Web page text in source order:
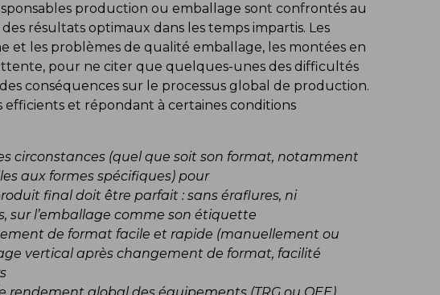
production ou emballage sont confrontés au
résultats optimaux dans les temps impartis. Les
et les problèmes de qualité emballage, les montées en
pour ne citer que quelques-unes des difficultés
conséquences sur le processus global de production.
efficients et répondant à certaines conditions
circonstances (quel que soit son format, notamment
aux formes spécifiques) pour
final doit être parfait : sans éraflures, ni
sur l’emballage comme son étiquette
de format facile et rapide (manuellement ou
vertical après changement de format, facilité